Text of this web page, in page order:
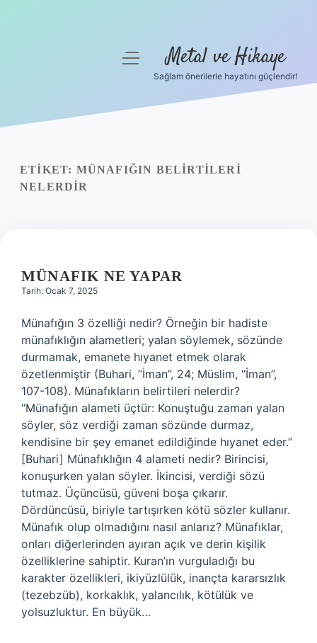
Yasal Uyarı
menüyüMetal ve Hikaye
Sağlam önerilerle hayatını güçlendir!
ETIKET: MÜNAFIĞIN BELIRTILERI
NELERDIR
MÜNAFIK NE YAPAR
Tarih: Ocak 7, 2025
Münafığın 3 özelliği nedir? Örneğin bir hadiste
münafıklığın alametleri; yalan söylemek, sözünde
durmamak, emanete hıyanet etmek olarak
özetlenmiştir (Buhari, “İman”, 24; Müslim, “İman”,
107-108). Münafıkların belirtileri nelerdir?
“Münafığın alameti üçtür: Konuştuğu zaman yalan
söyler, söz verdiği zaman sözünde durmaz,
kendisine bir şey emanet edildiğinde hıyanet eder.”
[Buhari] Münafıklığın 4 alameti nedir? Birincisi,
konuşurken yalan söyler. İkincisi, verdiği sözü
tutmaz. Üçüncüsü, güveni boşa çıkarır.
Dördüncüsü, biriyle tartışırken kötü sözler kullanır.
Münafık olup olmadığını nasıl anlarız? Münafıklar,
onları diğerlerinden ayıran açık ve derin kişilik
özelliklerine sahiptir. Kuran’ın vurguladığı bu
karakter özellikleri, ikiyüzlülük, inançta kararsızlık
(tezebzüb), korkaklık, yalancılık, kötülük ve
yolsuzluktur. En büyük…